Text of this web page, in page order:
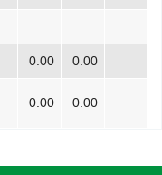
0.00 0.00
0.00 0.00